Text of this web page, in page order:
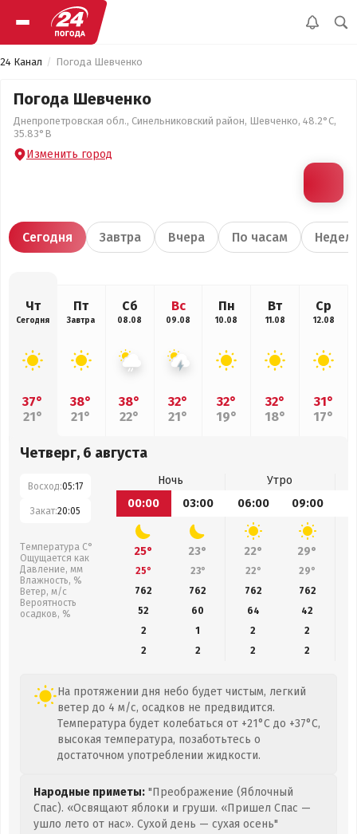
24 Канал Погода Шевченко
Погода Шевченко
Днепропетровская обл., Синельниковский район, Шевченко, 48.2°С,
35.83°В
Изменить город
Сегодня Завтра Вчера По часам
Чт
Сегодня
37°
21°
Пт
Завтра
38°
21°
Сб
08.08
38°
22°
Вс
09.08
32°
21°
Пн
10.08
32°
19°
Вт
11.08
32°
18°
Ср
12.08
31°
17°
Четверг, 6 августа
Восход:05:17
Закат:20:05
Температура С°
Ощущается как
Давление, мм
Влажность, %
Ветер, м/с
Вероятность
осадков, %
Ночь
Утро
00:00
03:00 06:00 09:00
25° 23° 22° 29°
25° 23° 22° 29°
762
762 762 762
52
60 64 42
2
1 2
2
2
2 2 2
На протяжении дня небо будет чистым, легкий
ветер до 4 м/с, осадков не предвидится.
Температура будет колебаться от +21°C до +37°C,
высокая температура, позаботьтесь о
достаточном употреблении жидкости.
Народные приметы: "Преображение (Яблочный
Спас). «Освящают яблоки и груши. «Пришел Спас —
ушло лето от нас». Сухой день — сухая осень"